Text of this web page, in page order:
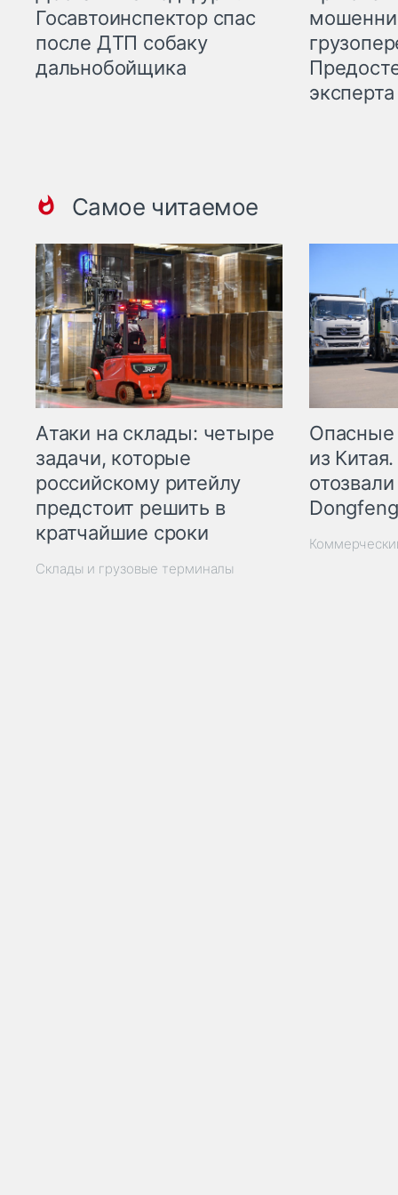
Госавтоинспектор спас
после ДТП собаку
дальнобойщика
эксперта
Самое читаемое
Атаки на склады: четыре
задачи, которые
российскому ритейлу
предстоит решить в
кратчайшие сроки
Склады и грузовые терминалы
из